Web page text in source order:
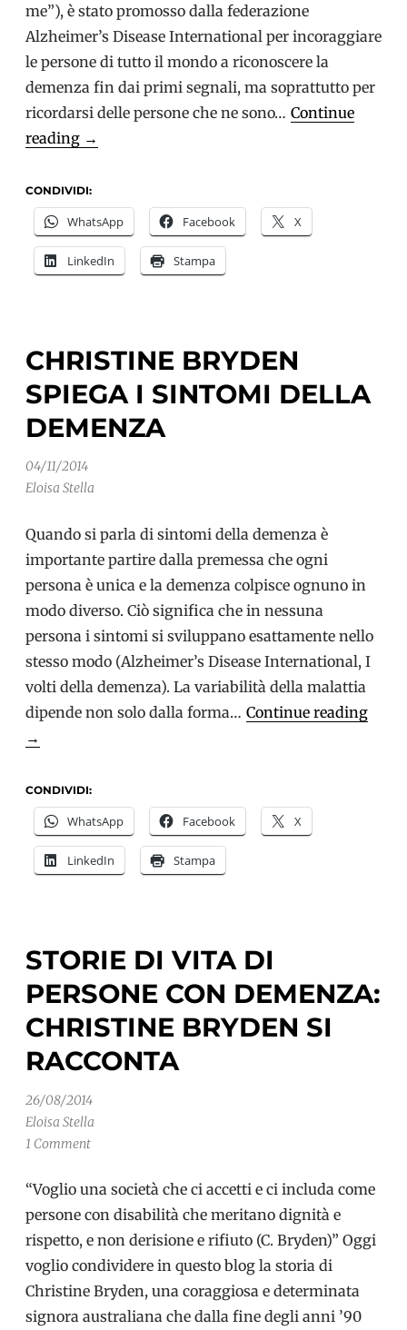
me”), è stato promosso dalla federazione
Alzheimer’s Disease International per incoraggiare
le persone di tutto il mondo a riconoscere la
demenza fin dai primi segnali, ma soprattutto per
ricordarsi delle persone che ne sono… Continue
reading Ricordarsi
demenza
→
CONDIVIDI:
WhatsApp Facebook X
LinkedIn Stampa
CHRISTINE BRYDEN
SPIEGA I SINTOMI DELLA
DEMENZA
04/11/2014
Eloisa Stella
Quando si parla di sintomi della demenza è
importante partire dalla premessa che ogni
persona è unica e la demenza colpisce ognuno in
modo diverso. Ciò significa che in nessuna
persona i sintomi si sviluppano esattamente nello
stesso modo (Alzheimer’s Disease International, I
volti della demenza). La variabilità della malattia
dipende non solo dalla forma… Continue reading
→
CONDIVIDI:
WhatsApp Facebook X
LinkedIn Stampa
STORIE DI VITA DI
PERSONE CON DEMENZA:
CHRISTINE BRYDEN SI
RACCONTA
26/08/2014
Eloisa Stella
1 Comment
“Voglio una società che ci accetti e ci includa come
persone con disabilità che meritano dignità e
rispetto, e non derisione e rifiuto (C. Bryden)” Oggi
voglio condividere in questo blog la storia di
Christine Bryden, una coraggiosa e determinata
signora australiana che dalla fine degli anni ’90